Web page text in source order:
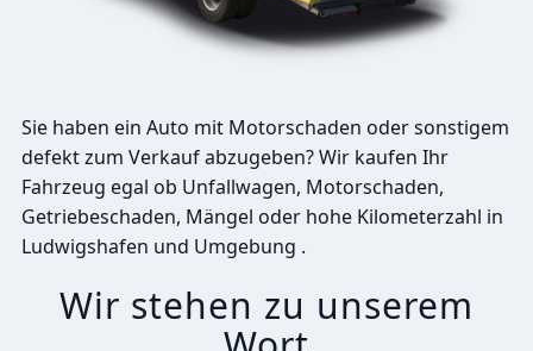
Sie haben ein Auto mit Motorschaden oder sonstigem
defekt zum Verkauf abzugeben? Wir kaufen Ihr
Fahrzeug egal ob Unfallwagen, Motorschaden,
Getriebeschaden, Mängel oder hohe Kilometerzahl in
Ludwigshafen und Umgebung .
Wir stehen zu unserem